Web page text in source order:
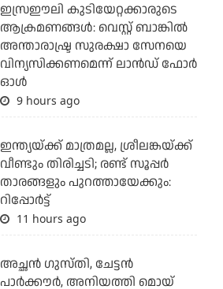
ഇസ്രഈലി കുടിയേറ്റക്കാരുടെ
ആക്രമണങ്ങള്‍: വെസ്റ്റ് ബാങ്കില്‍
അന്താരാഷ്ട്ര സുരക്ഷാ സേനയെ
വിന്യസിക്കണമെന്ന് ലാന്‍ഡ് ഫോര്‍
ഓള്‍
9 hours ago
ഇന്ത്യയ്ക്ക് മാത്രമല്ല, ശ്രീലങ്കയ്ക്ക്
വീണ്ടും തിരിച്ചടി; രണ്ട് സൂപ്പര്‍
താരങ്ങളും പുറത്തായേക്കും:
റിപ്പോര്‍ട്ട്
11 hours ago
അച്ഛന്‍ ഗുസ്തി, ചേട്ടന്‍
പാര്‍ക്കൗര്‍, അനിയത്തി മൊയ്